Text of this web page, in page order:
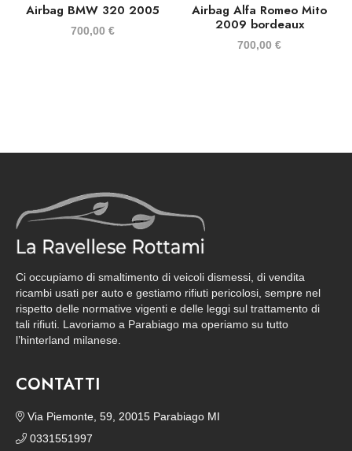
Airbag BMW 320 2005
700,00 €
Airbag Alfa Romeo Mito
2009 bordeaux
700,00€
Ci occupiamo di smaltimento di veicoli dismessi, di vendita
ricambi usati per auto e gestiamo rifiuti pericolosi, sempre nel
rispetto delle normative vigenti e delle leggi sul trattamento di
tali rifiuti. Lavoriamo a Parabiago ma operiamo su tutto
l’hinterland milanese.
CONTATTI
Via Piemonte, 59, 20015 Parabiago MI
0331551997